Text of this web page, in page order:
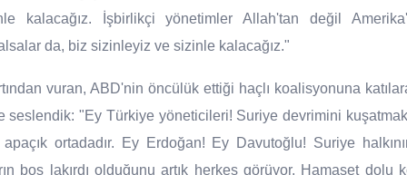
kalacağız. İşbirlikçi yönetimler Allah'tan değil
da, biz sizinleyiz ve sizinle kalacağız."
vuran, ABD'nin öncülük ettiği haçlı koalisyonuna
seslendik: "Ey Türkiye yöneticileri! Suriye devrimini
ortadadır. Ey Erdoğan! Ey Davutoğlu! Suriye
boş lakırdı olduğunu artık herkes görüyor. Hamaset dolu